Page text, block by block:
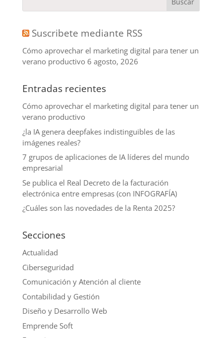
Suscribete mediante RSS
Cómo aprovechar el marketing digital para tener un
verano productivo 6 agosto, 2026
Entradas recientes
Cómo aprovechar el marketing digital para tener un
verano productivo
¿la IA genera deepfakes indistinguibles de las
imágenes reales?
7 grupos de aplicaciones de IA líderes del mundo
empresarial
Se publica el Real Decreto de la facturación
electrónica entre empresas (con INFOGRAFÍA)
¿Cuáles son las novedades de la Renta 2025?
Secciones
Actualidad
Ciberseguridad
Comunicación y Atención al cliente
Contabilidad y Gestión
Diseño y Desarrollo Web
Emprende Soft